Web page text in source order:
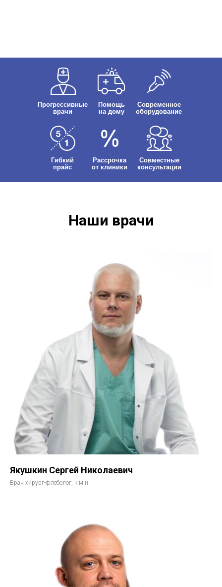
Прогрессивные
врачи
Помощь
на дому
Современное
оборудование
Совместные
консультации
Гибкий
прайс
Рассрочка
от клиники
Наши врачи
Якушкин Сергей Николаевич
Врач хирург-флеболог, к.м.н.